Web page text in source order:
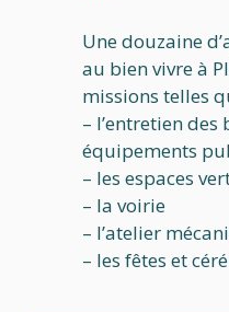
Une douzaine
au bien vivre à
missions telles
– l’entretien
équipements
– les espaces
– la voirie
– l’atelier
– les fêtes et